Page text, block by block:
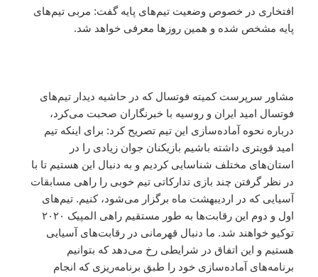
افتخاری در خصوص وضعیت تیم‌های پایه گفت: مربی تیم‌‌های
پایه مشخص شده و همین روزها معرفی خواهد شد.
مشاور سرپرست کمیته فوتسال که در حاشیه دیدار تیم‌های
فوتسال امید ایران و روسیه با خبرنگاران صحبت می‌کرد،
درباره نحوه آماده‌سازی این تیم تصریح کرد: برای اینکه تیم
امید قویتری داشته باشیم بازیکنان جوان زیادی را در
استان‌های مختلف شناسایی کردیم و به دنبال این هستیم تا با
در نظر گرفتن چند بازی تدارکاتی تیم خوبی را راهی مسابقات
آسیایی که در اردیبهشت ماه برگزار می‌شود، کنیم. تیم‌های
اول و دوم این رقابت‌ها به طور مستقیم راهی المپیک ۲۰۲۰
توکیو خواهند شد. ما دنبال قهرمانی در رقابت‌های آسیایی
هستیم و این اتفاق در شرایطی رخ می‌دهد که بتوانیم
برنامه‌های آماده‌سازی خود را طبق برنامه‌ریزی که انجام